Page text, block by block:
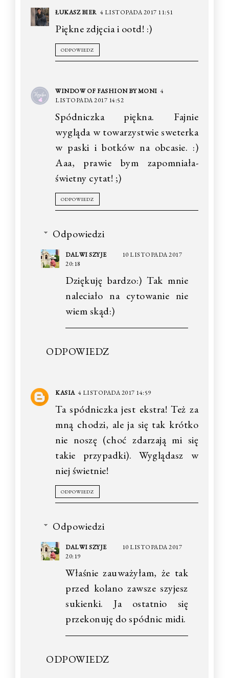
ŁUKASZ BIER 4 LISTOPADA 2017 11:51
Piękne zdjęcia i ootd! :)
ODPOWIEDZ
WINDOW OF FASHION BY MONI 4
LISTOPADA 2017 14:52
Spódniczka piękna. Fajnie
wygląda w towarzystwie sweterka
w paski i botków na obcasie. :)
Aaa, prawie bym zapomniała-
świetny cytat! ;)
ODPOWIEDZ
Odpowiedzi
DALWI SZYJE
10 LISTOPADA 2017
20:18
Dziękuję bardzo:) Tak mnie
naleciało na cytowanie nie
wiem skąd:)
ODPOWIEDZ
KASIA 4 LISTOPADA 2017 14:59
Ta spódniczka jest ekstra! Też za
mną chodzi, ale ja się tak krótko
nie noszę (choć zdarzają mi się
takie przypadki). Wyglądasz w
niej świetnie!
ODPOWIEDZ
Odpowiedzi
DALWI SZYJE
10 LISTOPADA 2017
20:19
Właśnie zauważyłam, że tak
przed kolano zawsze szyjesz
sukienki. Ja ostatnio się
przekonuję do spódnic midi.
ODPOWIEDZ